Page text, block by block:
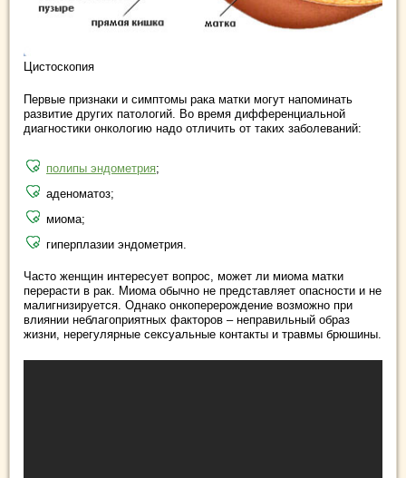
Цистоскопия
Первые признаки и симптомы рака матки могут напоминать
развитие других патологий. Во время дифференциальной
диагностики онкологию надо отличить от таких заболеваний:
полипы эндометрия;
аденоматоз;
миома;
гиперплазии эндометрия.
Часто женщин интересует вопрос, может ли миома матки
перерасти в рак. Миома обычно не представляет опасности и не
малигнизируется. Однако онкоперерождение возможно при
влиянии неблагоприятных факторов – неправильный образ
жизни, нерегулярные сексуальные контакты и травмы брюшины.